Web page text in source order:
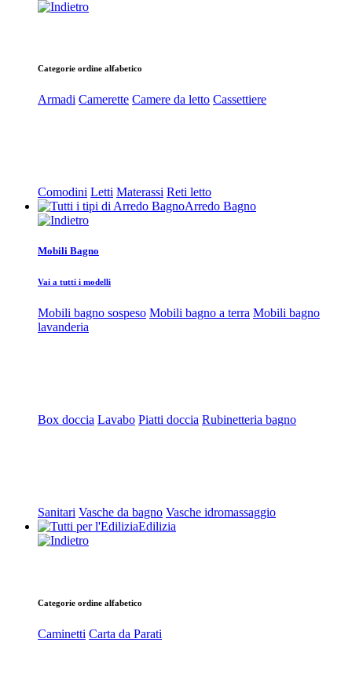
Categorie ordine alfabetico
Armadi Camerette Camere da letto Cassettiere
Comodini Letti Materassi Reti letto
Arredo Bagno
Mobili Bagno
Vai a tutti i modelli
Mobili bagno sospeso Mobili bagno a terra Mobili bagno
lavanderia
Box doccia Lavabo Piatti doccia Rubinetteria bagno
Sanitari Vasche da bagno Vasche idromassaggio
Edilizia
Categorie ordine alfabetico
Caminetti Carta da Parati